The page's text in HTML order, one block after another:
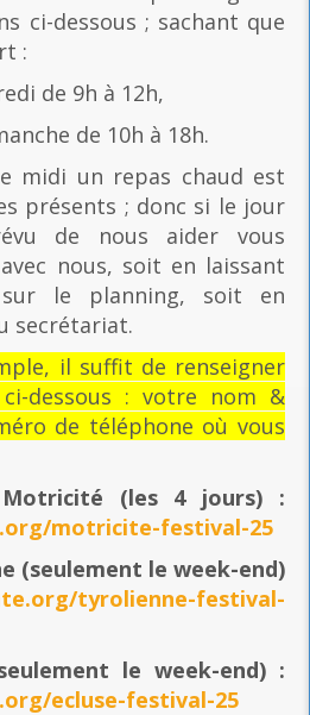
ci-dessous ; sachant que
:
de 9h à 12h,
de 10h à 18h.
midi un repas chaud est
présents ; donc si le jour
de nous aider vous
nous, soit en laissant
le planning, soit en
secrétariat.
il suffit de renseigner
dessous : votre nom &
de téléphone où vous
(les 4 jours) :
motricite-festival-25
(seulement le week-end)
tyrolienne-festival-
le week-end) :
ecluse-festival-25